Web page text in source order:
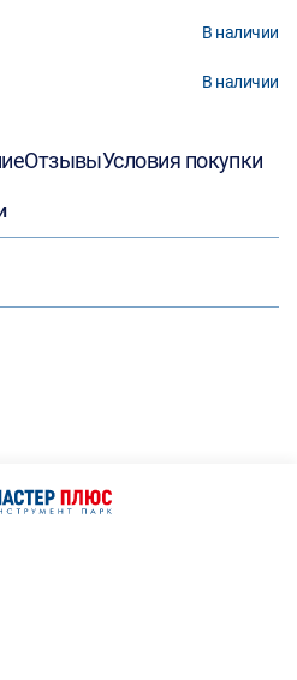
В наличии
В наличии
ОтзывыУсловия покупки